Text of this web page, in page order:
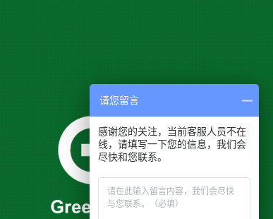
请您留言
感谢您的关注，当前客服人员不在
线，请填写一下您的信息，我们会
尽快和您联系。